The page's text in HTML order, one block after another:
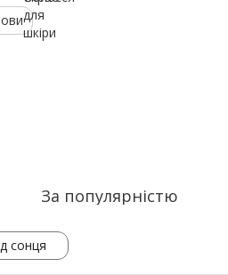
За популярністю
сонця